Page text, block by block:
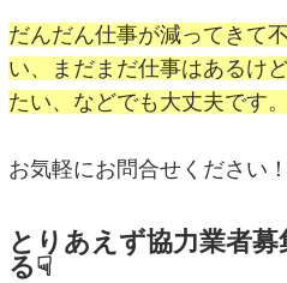
だんだん仕事が減ってきて
い、まだまだ仕事はあるけ
たい、などでも大丈夫です。
お気軽にお問合せください！
とりあえず協力業者
る☟